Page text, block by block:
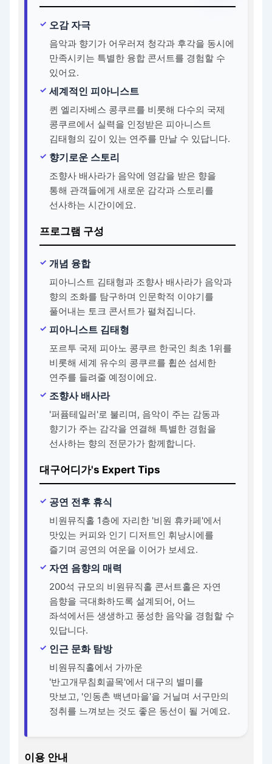
오감 자극
음악과 향기가 어우러져 청각과 후각을 동시에
만족시키는 특별한 융합 콘서트를 경험할 수
있어요.
세계적인 피아니스트
퀸 엘리자베스 콩쿠르를 비롯해 다수의 국제
콩쿠르에서 실력을 인정받은 피아니스트
김태형의 깊이 있는 연주를 만날 수 있답니다.
향기로운 스토리
조향사 배사라가 음악에 영감을 받은 향을
통해 관객들에게 새로운 감각과 스토리를
선사하는 시간이에요.
프로그램 구성
개념 융합
피아니스트 김태형과 조향사 배사라가 음악과
향의 조화를 탐구하며 인문학적 이야기를
풀어내는 토크 콘서트가 펼쳐집니다.
피아니스트 김태형
포르투 국제 피아노 콩쿠르 한국인 최초 1위를
비롯해 세계 유수의 콩쿠르를 휩쓴 섬세한
연주를 들려줄 예정이에요.
조향사 배사라
'퍼퓸테일러'로 불리며, 음악이 주는 감동과
향기가 주는 감각을 연결해 특별한 경험을
선사하는 향의 전문가가 함께합니다.
대구어디가's Expert Tips
공연 전후 휴식
비원뮤직홀 1층에 자리한 '비원 휴카페'에서
맛있는 커피와 인기 디저트인 휘낭시에를
즐기며 공연의 여운을 이어가 보세요.
자연 음향의 매력
200석 규모의 비원뮤직홀 콘서트홀은 자연
음향을 극대화하도록 설계되어, 어느
좌석에서든 생생하고 풍성한 음악을 경험할 수
있답니다.
인근 문화 탐방
비원뮤직홀에서 가까운
'반고개무침회골목'에서 대구의 별미를
맛보고, '인동촌 백년마을'을 거닐며 서구만의
정취를 느껴보는 것도 좋은 동선이 될 거예요.
이용 안내